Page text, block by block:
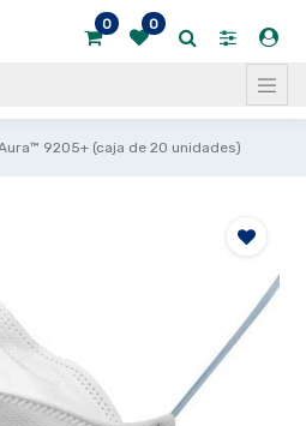
0 0
9205+ (caja de 20 unidades)